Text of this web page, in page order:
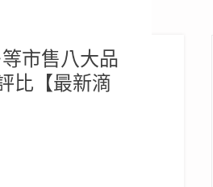
市售八大品
比【最新滴